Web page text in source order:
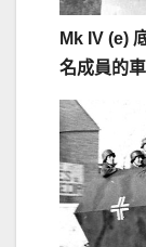
Mk IV (e)
名成員的